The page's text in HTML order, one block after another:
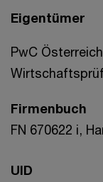
Eigentümer
PwC
Firmenbuch
FN 670622 i,
UID